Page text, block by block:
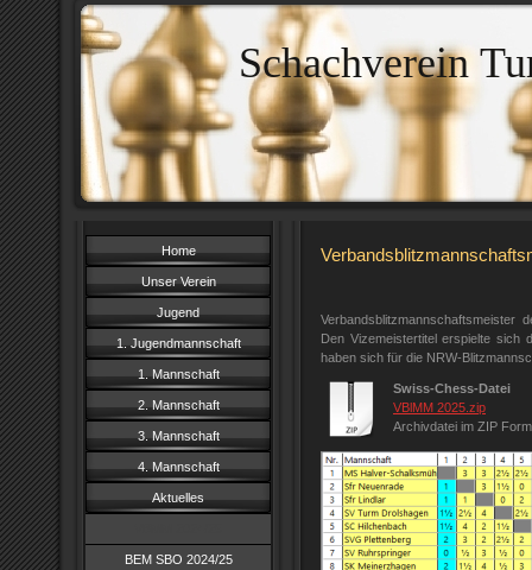
Schachverein
Home
Unser Verein
Jugend
1. Jugendmannschaft
1. Mannschaft
2. Mannschaft
3. Mannschaft
4. Mannschaft
Aktuelles
BEM SBO 2024/25
Verbandsblitzmannschaftsmeister
Den Vizemeistertitel erspielte sich
haben sich für die NRW-
Swiss-Chess-Datei
VBlMM 2025.zip
Archivdatei im ZIP